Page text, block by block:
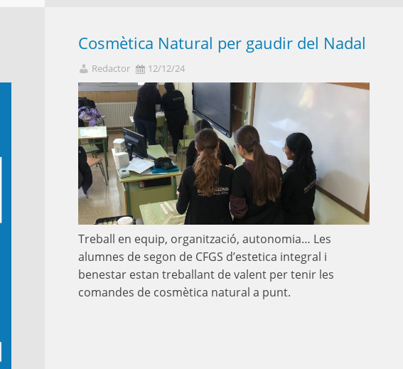
Cosmètica Natural per gaudir del Nadal
Redactor 12/12/24
Treball en equip, organització, autonomia… Les
alumnes de segon de CFGS d’estetica integral i
benestar estan treballant de valent per tenir les
comandes de cosmètica natural a punt.